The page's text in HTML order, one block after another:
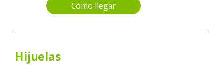
Cómo llegar
Hijuelas